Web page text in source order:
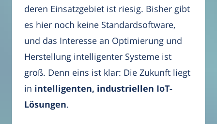
deren Einsatzgebiet ist riesig. Bisher gibt
es hier noch keine Standardsoftware,
und das Interesse an Optimierung und
Herstellung intelligenter Systeme ist
groß. Denn eins ist klar: Die Zukunft liegt
in intelligenten, industriellen IoT-
Lösungen.